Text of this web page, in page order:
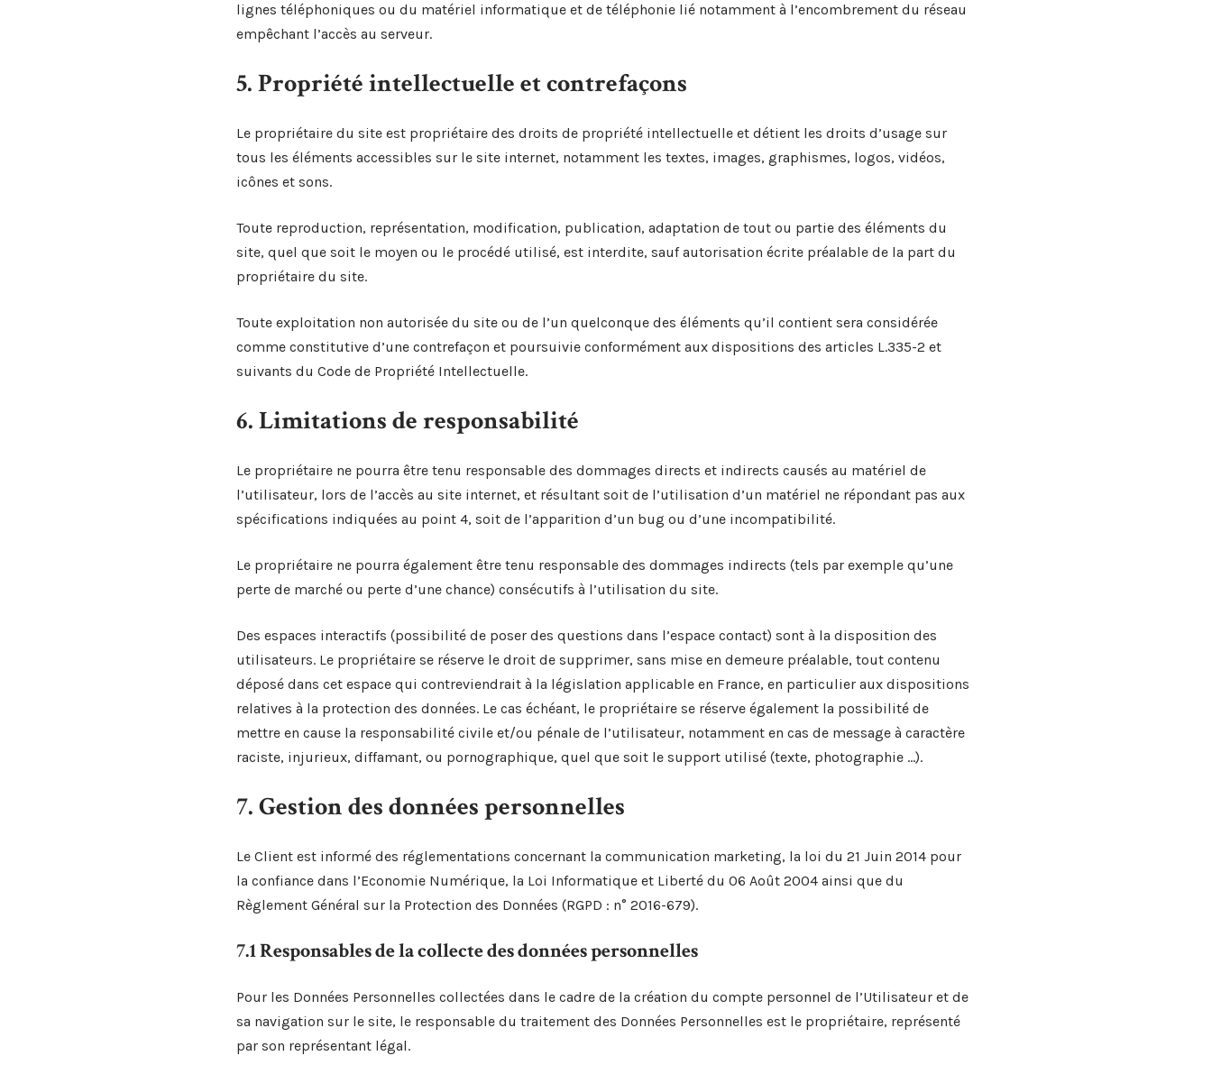
lignes téléphoniques ou du matériel informatique et de téléphonie lié notamment à l’encombrement du réseau
empêchant l’accès au serveur.
5. Propriété intellectuelle et contrefaçons
Le propriétaire du site est propriétaire des droits de propriété intellectuelle et détient les droits d’usage sur
tous les éléments accessibles sur le site internet, notamment les textes, images, graphismes, logos, vidéos,
icônes et sons.
Toute reproduction, représentation, modification, publication, adaptation de tout ou partie des éléments du
site, quel que soit le moyen ou le procédé utilisé, est interdite, sauf autorisation écrite préalable de la part du
propriétaire du site.
Toute exploitation non autorisée du site ou de l’un quelconque des éléments qu’il contient sera considérée
comme constitutive d’une contrefaçon et poursuivie conformément aux dispositions des articles L.335-2 et
suivants du Code de Propriété Intellectuelle.
6. Limitations de responsabilité
Le propriétaire ne pourra être tenu responsable des dommages directs et indirects causés au matériel de
l’utilisateur, lors de l’accès au site internet, et résultant soit de l’utilisation d’un matériel ne répondant pas aux
spécifications indiquées au point 4, soit de l’apparition d’un bug ou d’une incompatibilité.
Le propriétaire ne pourra également être tenu responsable des dommages indirects (tels par exemple qu’une
perte de marché ou perte d’une chance) consécutifs à l’utilisation du site.
Des espaces interactifs (possibilité de poser des questions dans l’espace contact) sont à la disposition des
utilisateurs. Le propriétaire se réserve le droit de supprimer, sans mise en demeure préalable, tout contenu
déposé dans cet espace qui contreviendrait à la législation applicable en France, en particulier aux dispositions
relatives à la protection des données. Le cas échéant, le propriétaire se réserve également la possibilité de
mettre en cause la responsabilité civile et/ou pénale de l’utilisateur, notamment en cas de message à caractère
raciste, injurieux, diffamant, ou pornographique, quel que soit le support utilisé (texte, photographie …).
7. Gestion des données personnelles
Le Client est informé des réglementations concernant la communication marketing, la loi du 21 Juin 2014 pour
la confiance dans l’Economie Numérique, la Loi Informatique et Liberté du 06 Août 2004 ainsi que du
Règlement Général sur la Protection des Données (RGPD : n° 2016-679).
7.1 Responsables de la collecte des données personnelles
Pour les Données Personnelles collectées dans le cadre de la création du compte personnel de l’Utilisateur et de
sa navigation sur le site, le responsable du traitement des Données Personnelles est le propriétaire, représenté
par son représentant légal.